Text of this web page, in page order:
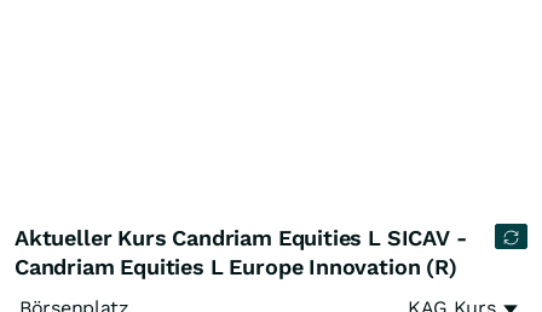
Aktueller Kurs Candriam Equities L SICAV -
Candriam Equities L Europe Innovation (R)